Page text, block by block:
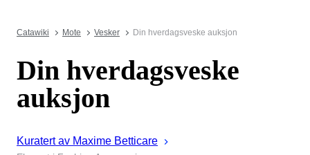
Catawiki Mote Vesker Din hverdagsveske auksjon
Din hverdagsveske
auksjon
Kuratert av Maxime Betticare